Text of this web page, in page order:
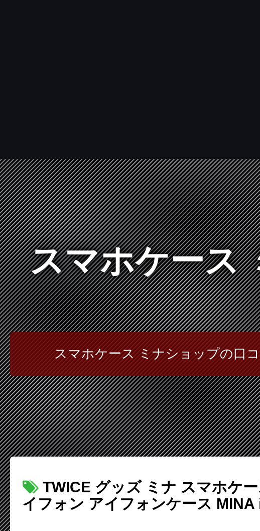
スマホケース
スマホケース ミナショップの口
TWICE グッズ ミナ スマホケ
イフォン アイフォンケース